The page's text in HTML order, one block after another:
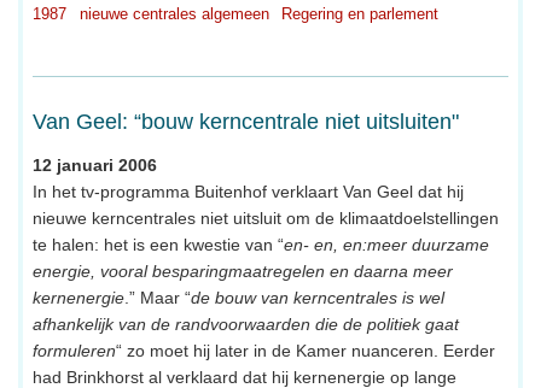
1987
nieuwe centrales algemeen Regering en parlement
Van Geel: “bouw kerncentrale niet uitsluiten"
12 januari 2006
In het tv-programma Buitenhof verklaart Van Geel dat hij
nieuwe kerncentrales niet uitsluit om de klimaatdoelstellingen
te halen: het is een kwestie van “en- en, en:meer duurzame
energie, vooral besparingmaatregelen en daarna meer
kernenergie .” Maar “de bouw van kerncentrales is wel
afhankelijk van de randvoorwaarden die de politiek gaat
formuleren“ zo moet hij later in de Kamer nuanceren. Eerder
had Brinkhorst al verklaard dat hij kernenergie op lange